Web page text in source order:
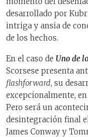
desarrollado por
intriga y ansia de
de los hechos.
En el caso de Uno de
Scorsese presenta
flashforward, su
excepcionalmente,
Pero será un
desintegración final
James Conway y